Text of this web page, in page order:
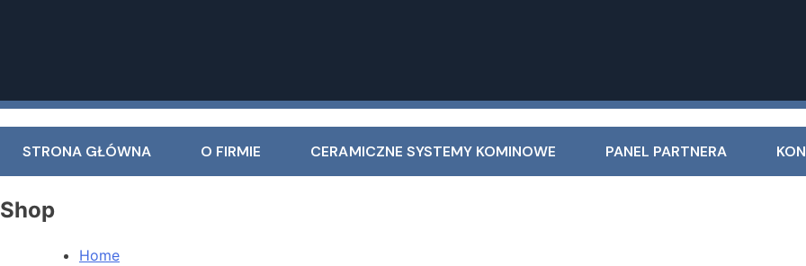
STRONA GŁÓWNA O FIRMIE CERAMICZNE SYSTEMY KOMINOWE PANEL PARTNERA
Shop
Home